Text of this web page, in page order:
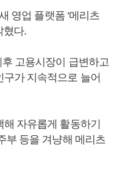
영업 플랫폼 ‘메리츠
혔다.
고용시장이 급변하고
가 지속적으로 늘어
자유롭게 활동하기
부 등을 겨냥해 메리츠